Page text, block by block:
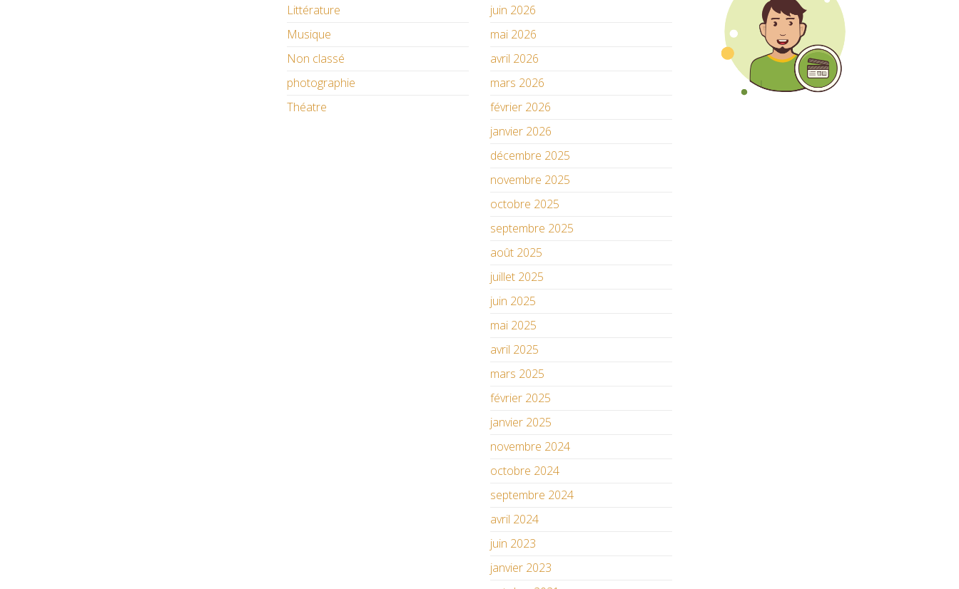
Littérature
Musique
Non classé
photographie
Théatre
juin 2026
mai 2026
avril 2026
mars 2026
février 2026
janvier 2026
décembre 2025
novembre 2025
octobre 2025
septembre 2025
août 2025
juillet 2025
juin 2025
mai 2025
avril 2025
mars 2025
février 2025
janvier 2025
novembre 2024
octobre 2024
septembre 2024
avril 2024
juin 2023
janvier 2023